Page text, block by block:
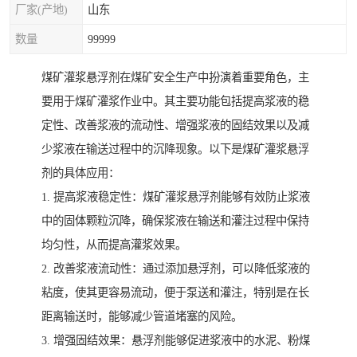
厂家(产地) 山东
数量 99999
煤矿灌浆悬浮剂在煤矿安全生产中扮演着重要角色，主
要用于煤矿灌浆作业中。其主要功能包括提高浆液的稳
定性、改善浆液的流动性、增强浆液的固结效果以及减
少浆液在输送过程中的沉降现象。以下是煤矿灌浆悬浮
剂的具体应用：
1. 提高浆液稳定性：煤矿灌浆悬浮剂能够有效防止浆液
中的固体颗粒沉降，确保浆液在输送和灌注过程中保持
均匀性，从而提高灌浆效果。
2. 改善浆液流动性：通过添加悬浮剂，可以降低浆液的
粘度，使其更容易流动，便于泵送和灌注，特别是在长
距离输送时，能够减少管道堵塞的风险。
3. 增强固结效果：悬浮剂能够促进浆液中的水泥、粉煤